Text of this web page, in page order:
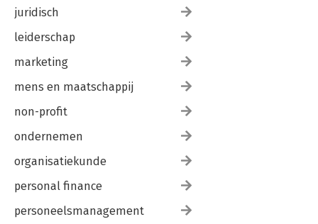
juridisch
leiderschap
marketing
mens en maatschappij
non-profit
ondernemen
organisatiekunde
personal finance
personeelsmanagement